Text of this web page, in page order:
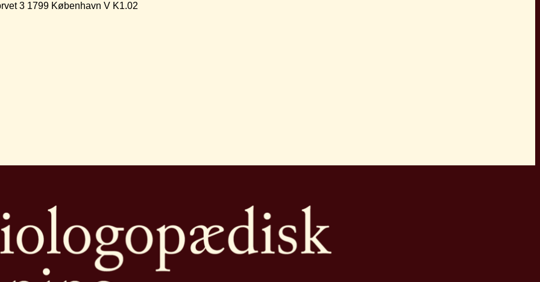
3 1799 København V K1.02